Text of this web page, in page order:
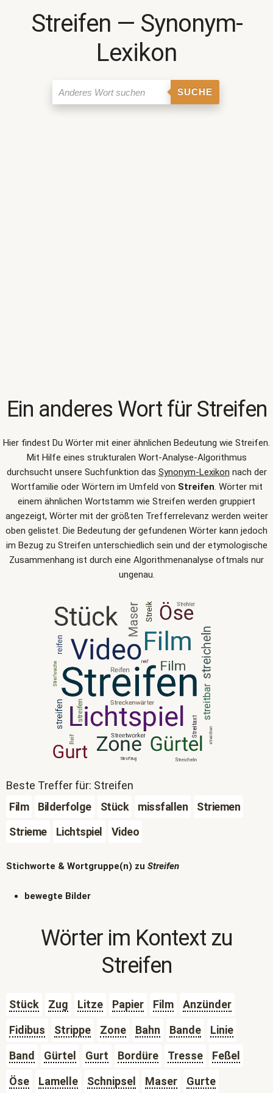
Streifen ― Synonym-
Lexikon
SUCHE
Ein anderes Wort für Streifen
Hier findest Du Wörter mit einer ähnlichen Bedeutung wie Streifen.
Mit Hilfe eines strukturalen Wort-Analyse-Algorithmus
durchsucht unsere Suchfunktion das Synonym-Lexikon nach der
Wortfamilie oder Wörtern im Umfeld von Streifen. Wörter mit
einem ähnlichen Wortstamm wie Streifen werden gruppiert
angezeigt, Wörter mit der größten Trefferrelevanz werden weiter
oben gelistet. Die Bedeutung der gefundenen Wörter kann jedoch
im Bezug zu Streifen unterschiedlich sein und der etymologische
Zusammenhang ist durch eine Algorithmenanalyse oftmals nur
ungenau.
Beste Treffer für: Streifen
Film
Bilderfolge Stück missfallen
Striemen
Strieme
Lichtspiel Video
Stichworte & Wortgruppe(n) zu Streifen
bewegte Bilder
Wörter im Kontext zu
Streifen
Stück Zug Litze Papier Film
Anzünder
Fidibus
Strippe Zone Bahn Bande
Linie
Band
Gürtel Gurt Bordüre Tresse
Feßel
Öse
Lamelle Schnipsel Maser Gurte